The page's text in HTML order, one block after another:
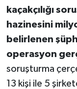
kaçakçılığı
hazinesini
belirlenen
operasyon
soruşturma
13 kişi ile 5